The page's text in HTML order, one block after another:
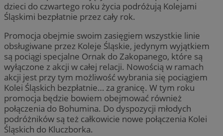
dzieci do czwartego roku życia podróżują Kolejami
Śląskimi bezpłatnie przez cały rok.
Promocja obejmie swoim zasięgiem wszystkie linie
obsługiwane przez Koleje Śląskie, jedynym wyjątkiem
są pociągi specjalne Ornak do Zakopanego, które są
wyłączone z akcji w całej relacji. Nowością w ramach
akcji jest przy tym możliwość wybrania się pociągiem
Kolei Śląskich bezpłatnie… za granicę. W tym roku
promocja będzie bowiem obejmować również
połączenia do Bohumina. Do dyspozycji młodych
podróżników są też całkowicie nowe połączenia Kolei
Śląskich do Kluczborka.